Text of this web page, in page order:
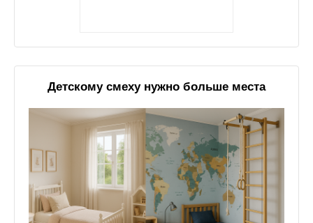
Детскому смеху нужно больше места